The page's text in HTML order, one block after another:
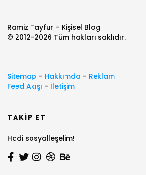
Ramiz Tayfur – Kişisel Blog
© 2012-2026 Tüm hakları saklıdır.
Sitemap – Hakkımda – Reklam
Feed Akışı – İletişim
TAKIP ET
Hadi sosyalleşelim!